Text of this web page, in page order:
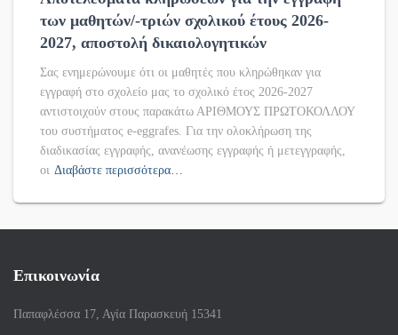
των μαθητών/-τριών σχολικού έτους 2026-
2027, αποστολή δικαιολογητικών
Σας ενημερώνουμε ότι οι μαθητές που κληρώθηκαν για
εγγραφή στο σχολείο μας το σχολικό έτος 2026-2027
αντιστοιχούν στους παρακάτω ΑΡΙΘΜΟΥΣ ΠΡΩΤΟΚΟΛΛΟΥ
του συστήματος e-eggrafes. Για την ολοκλήρωση της
διαδικασίας εγγραφής, ανανέωσης εγγραφής ή μετεγγραφής,
οι Διαβάστε περισσότερα…
Επικοινωνία
Παπαφλέσσα 17, Αγία Παρασκευή 15341